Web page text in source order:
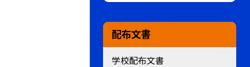
配布文書
学校配布文書